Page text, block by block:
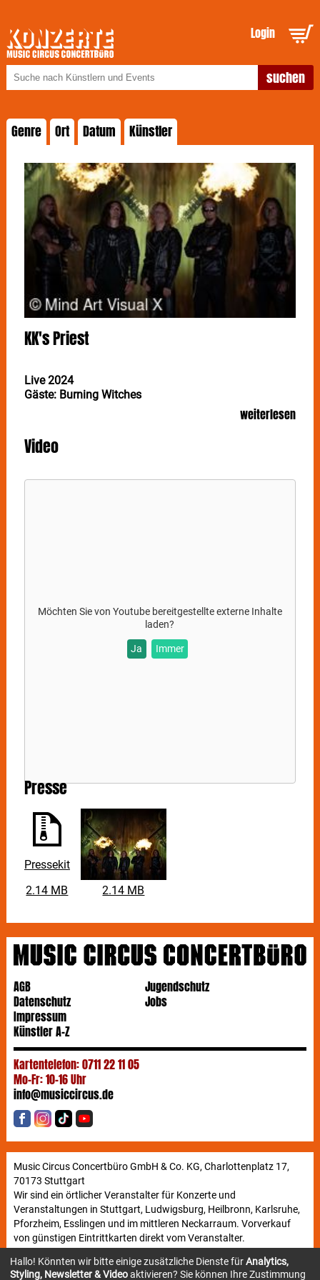
Login
Genre Ort Datum Künstler
KK's Priest
Live 2024
Gäste: Burning Witches
Denkt man an Judas Priest, denkt man unweigerlich
auch an KK Downing. Am 14. Mai kommt das
langjährige Mitglied der britischen Heavy Metal-Band
ins Im Wizemann und präsentiert einen Querschnitt
lässt, in welche musikalische Richtung das neue
Vocals: Ripper Owens
weiterlesen
Video
Möchten Sie von Youtubebereitgestellte externe Inhalte
laden?
Ja Immer
Presse
Pressekit
2.14 MB
2.14 MB
AGB
Datenschutz
Impressum
Jugendschutz
Jobs
Künstler A-Z
Kartentelefon: 0711 22 11 05
Mo-Fr: 10-16 Uhr
info@musiccircus.de
Music Circus Concertbüro GmbH & Co. KG, Charlottenplatz 17,
70173 Stuttgart
Wir sind ein örtlicher Veranstalter für Konzerte und
Veranstaltungen in Stuttgart, Ludwigsburg, Heilbronn, Karlsruhe,
Pforzheim, Esslingen und im mittleren Neckarraum. Vorverkauf
von günstigen Eintrittkarten direkt vom Veranstalter.
Hallo! Könnten wir bitte einige zusätzliche Dienste fürAnalytics,
Styling, Newsletter & Videoaktivieren? Sie können Ihre Zustimmung